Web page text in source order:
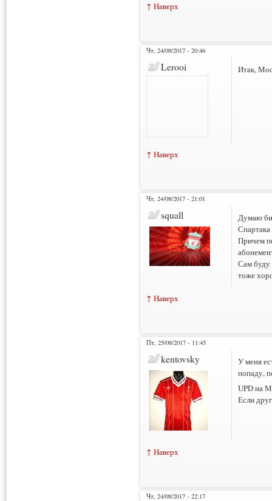
↑ Наверх
Чт, 24/08/2017 - 20:46
Lerooi Итак,
↑ Наверх
Чт, 24/08/2017 - 21:01
squall
Думаю
Причем
Сам буду
тоже
↑ Наверх
Пт, 25/08/2017 - 11:45
kentovsky
У меня
попаду,
UPD на
Если
↑ Наверх
Чт, 24/08/2017 - 22:17